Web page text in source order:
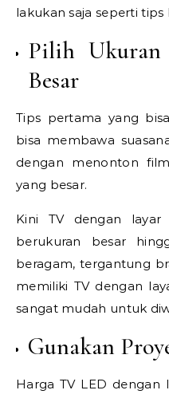
lakukan saja seperti tips
Pilih
Besar
Tips pertama yang
bisa membawa
dengan menonton
yang besar.
Kini TV dengan
berukuran besar
beragam, tergantung
memiliki TV dengan
sangat mudah untuk
Gunakan
Harga TV LED